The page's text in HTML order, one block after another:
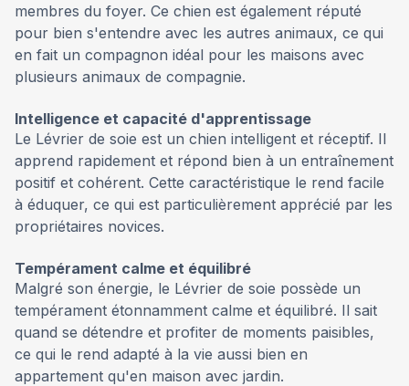
membres du foyer. Ce chien est également réputé
pour bien s'entendre avec les autres animaux, ce qui
en fait un compagnon idéal pour les maisons avec
plusieurs animaux de compagnie.
Intelligence et capacité d'apprentissage
Le Lévrier de soie est un chien intelligent et réceptif. Il
apprend rapidement et répond bien à un entraînement
positif et cohérent. Cette caractéristique le rend facile
à éduquer, ce qui est particulièrement apprécié par les
propriétaires novices.
Tempérament calme et équilibré
Malgré son énergie, le Lévrier de soie possède un
tempérament étonnamment calme et équilibré. Il sait
quand se détendre et profiter de moments paisibles,
ce qui le rend adapté à la vie aussi bien en
appartement qu'en maison avec jardin.